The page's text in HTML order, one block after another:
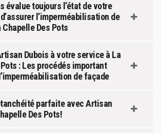
évalue toujours l’état de votre
l’imperméabilisation de
Des Pots
Dubois à votre service à La
: Les procédés important
de façade
parfaite avec Artisan
Des Pots!